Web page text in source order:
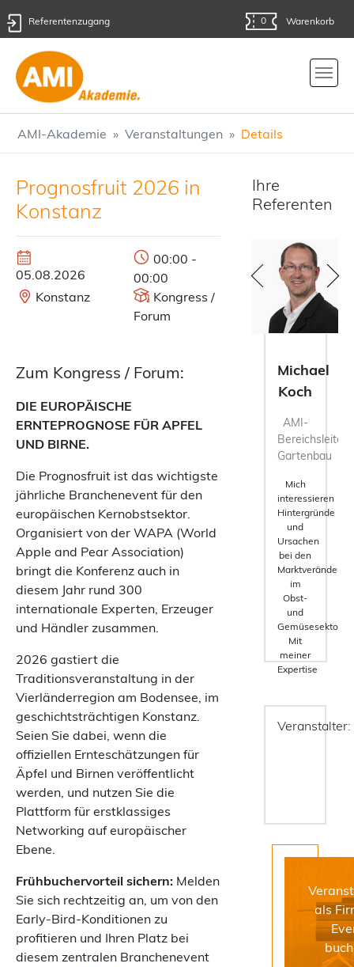
Skip to main content
0 Warenkorb
Referentenzugang
AMI-Akademie Veranstaltungen Details
Prognosfruit 2026 in
Konstanz
05.08.2026
00:00 -
00:00
Konstanz
Kongress /
Forum
Zum Kongress / Forum:
DIE EUROPÄISCHE
ERNTEPROGNOSE FÜR APFEL
UND BIRNE.
Die Prognosfruit ist das wichtigste
jährliche Branchenevent für den
europäischen Kernobstsektor.
Organisiert von der WAPA (World
Apple and Pear Association)
bringt die Konferenz auch in
diesem Jahr rund 300
internationale Experten, Erzeuger
und Händler zusammen.
2026 gastiert die
Traditionsveranstaltung in der
Vierländerregion am Bodensee, im
geschichtsträchtigen Konstanz.
Seien Sie dabei, wenn die
offiziellen Ernteschätzungen für
Äpfel und Birnen veröffentlicht
werden, und nutzen Sie die
Plattform für erstklassiges
Networking auf europäischer
Ebene.
Frühbuchervorteil sichern: Melden
Sie sich rechtzeitig an, um von den
Early-Bird-Konditionen zu
profitieren und Ihren Platz bei
diesem zentralen Branchenevent
Ihre
Referenten
Michael
Koch
AMI-
Bereichsleiter
Gartenbau
Mich
interessieren
Hintergründe
und
Ursachen
bei den
im
Obst-
und
Gemüsesektor.
Mit
meiner
Expertise
und
Veranstalter:
als